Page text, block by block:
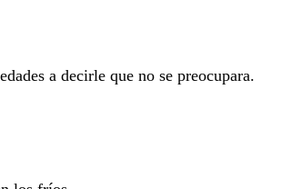
a decirle que no se preocupara.